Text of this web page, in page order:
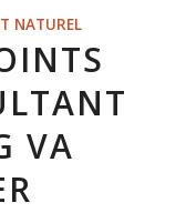
NATUREL
VA